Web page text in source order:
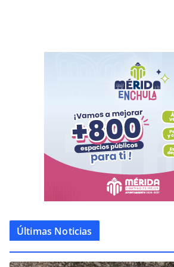
Últimas Noticias